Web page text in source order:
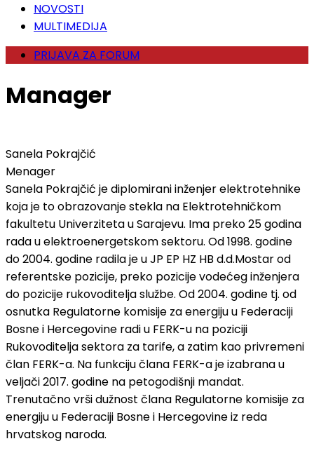
NOVOSTI
MULTIMEDIJA
PRIJAVA ZA FORUM
Manager
Sanela Pokrajčić
Menager
Sanela Pokrajčić je diplomirani inženjer elektrotehnike
koja je to obrazovanje stekla na Elektrotehničkom
fakultetu Univerziteta u Sarajevu. Ima preko 25 godina
rada u elektroenergetskom sektoru. Od 1998. godine
do 2004. godine radila je u JP EP HZ HB d.d.Mostar od
referentske pozicije, preko pozicije vodećeg inženjera
do pozicije rukovoditelja službe. Od 2004. godine tj. od
osnutka Regulatorne komisije za energiju u Federaciji
Bosne i Hercegovine radi u FERK-u na poziciji
Rukovoditelja sektora za tarife, a zatim kao privremeni
član FERK-a. Na funkciju člana FERK-a je izabrana u
veljači 2017. godine na petogodišnji mandat.
Trenutačno vrši dužnost člana Regulatorne komisije za
energiju u Federaciji Bosne i Hercegovine iz reda
hrvatskog naroda.